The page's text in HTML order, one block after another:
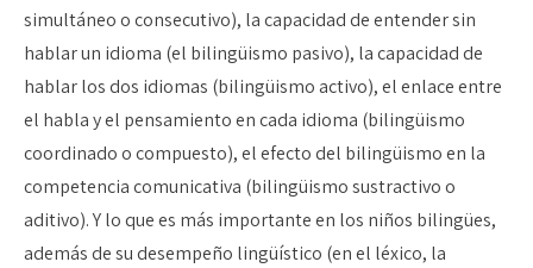
simultáneo o consecutivo), la capacidad de entender sin
hablar un idioma (el bilingüismo pasivo), la capacidad de
hablar los dos idiomas (bilingüismo activo), el enlace entre
el habla y el pensamiento en cada idioma (bilingüismo
coordinado o compuesto), el efecto del bilingüismo en la
competencia comunicativa (bilingüismo sustractivo o
aditivo). Y lo que es más importante en los niños bilingües,
además de su desempeño lingüístico (en el léxico, la